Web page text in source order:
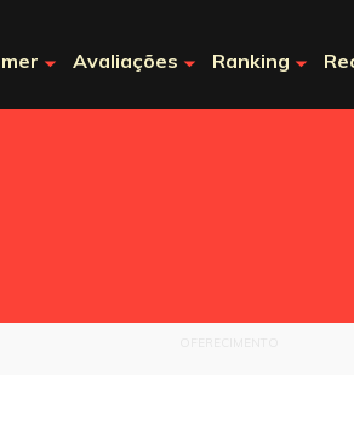
Avaliações Ranking